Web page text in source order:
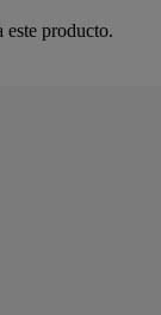
este producto.